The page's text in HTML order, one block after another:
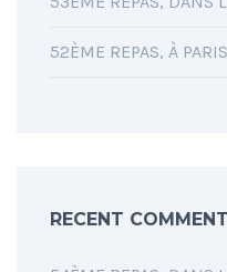
52ÈME REPAS, À PARIS
RECENT